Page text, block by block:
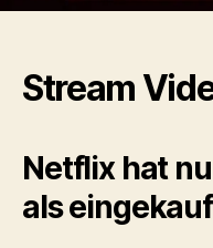
Stream
Netflix hat
als